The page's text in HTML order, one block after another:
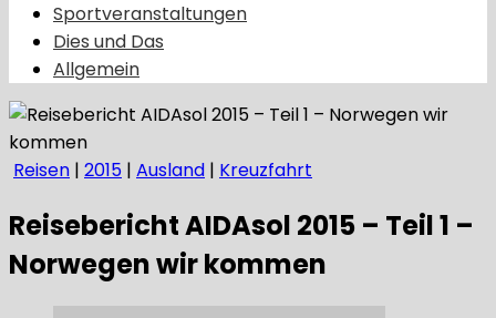
Sportveranstaltungen
Dies und Das
Allgemein
Reisen | 2015 | Ausland | Kreuzfahrt
Reisebericht AIDAsol 2015 – Teil 1 –
Norwegen wir kommen